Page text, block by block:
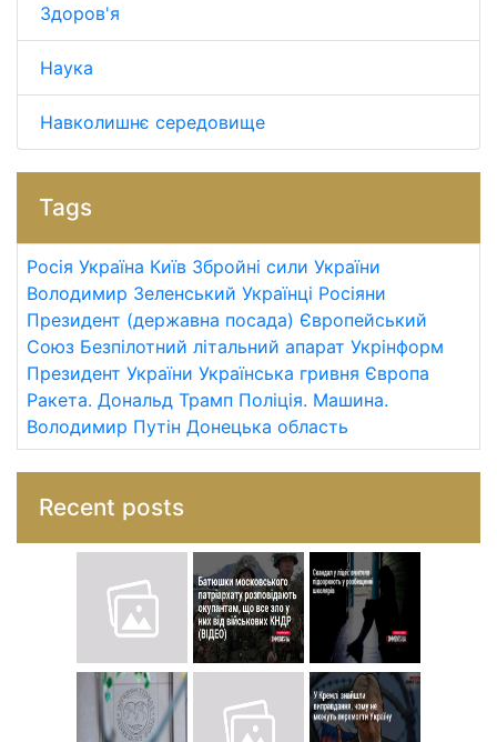
Здоров'я
Наука
Навколишнє середовище
Tags
Росія Україна Київ Збройні сили України
Володимир Зеленський Українці Росіяни
Президент (державна посада) Європейський
Союз Безпілотний літальний апарат Укрінформ
Президент України Українська гривня Європа
Ракета. Дональд Трамп Поліція. Машина.
Володимир Путін Донецька область
Recent posts